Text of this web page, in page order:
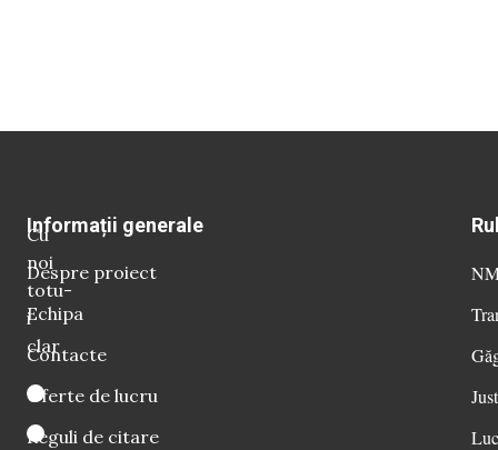
Cu
noi
totu-
i
clar
Informații generale
Despre proiect
Echipa
Contacte
Oferte de lucru
Reguli de citare